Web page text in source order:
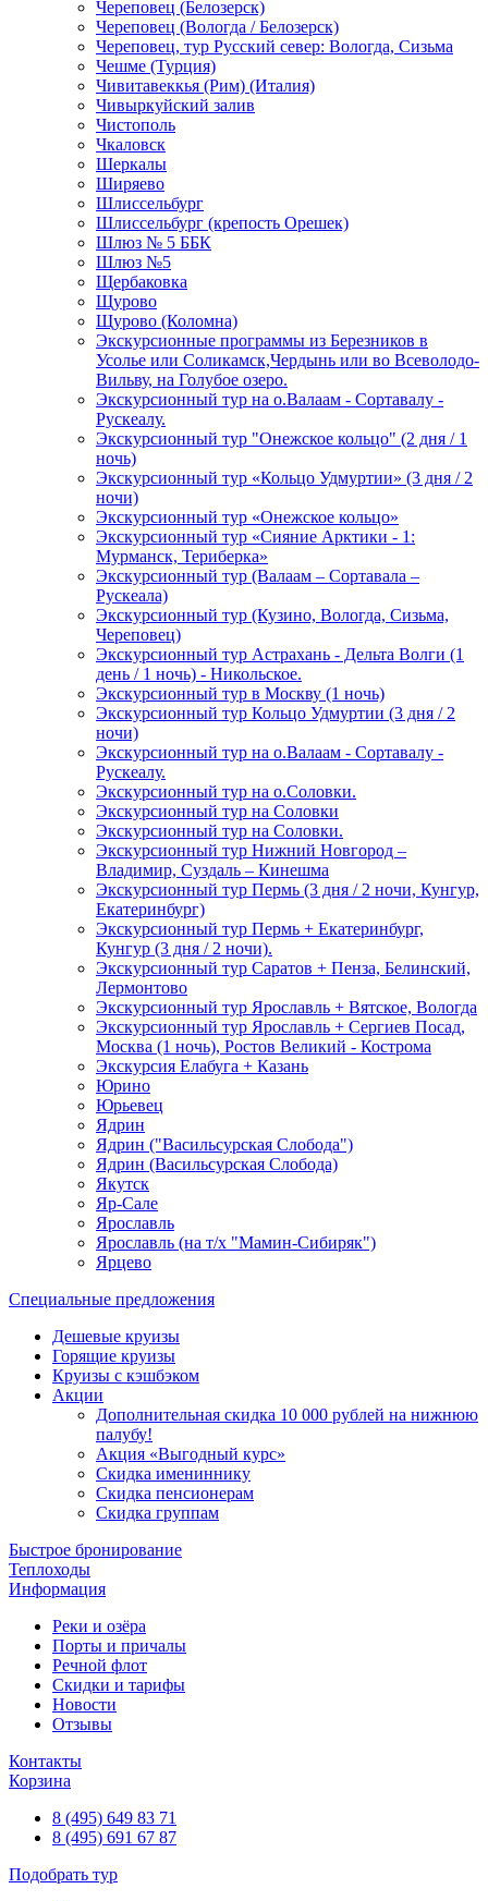
Череповец (Белозерск)
Череповец (Вологда / Белозерск)
Череповец, тур Русский север: Вологда, Сизьма
Чешме (Турция)
Чивитавеккья (Рим) (Италия)
Чивыркуйский залив
Чистополь
Чкаловск
Шеркалы
Ширяево
Шлиссельбург
Шлиссельбург (крепость Орешек)
Шлюз № 5 ББК
Шлюз №5
Щербаковка
Щурово
Щурово (Коломна)
Экскурсионные программы из Березников в
Усолье или Соликамск,Чердынь или во Всеволодо-
Вильву, на Голубое озеро.
Экскурсионный тур на о.Валаам - Сортавалу -
Рускеалу.
Экскурсионный тур "Онежское кольцо" (2 дня / 1
ночь)
Экскурсионный тур «Кольцо Удмуртии» (3 дня / 2
ночи)
Экскурсионный тур «Онежское кольцо»
Экскурсионный тур «Сияние Арктики - 1:
Мурманск, Териберка»
Экскурсионный тур (Валаам – Сортавала –
Рускеала)
Экскурсионный тур (Кузино, Вологда, Сизьма,
Череповец)
Экскурсионный тур Астрахань - Дельта Волги (1
день / 1 ночь) - Никольское.
Экскурсионный тур в Москву (1 ночь)
Экскурсионный тур Кольцо Удмуртии (3 дня / 2
ночи)
Экскурсионный тур на о.Валаам - Сортавалу -
Рускеалу.
Экскурсионный тур на о.Соловки.
Экскурсионный тур на Соловки
Экскурсионный тур на Соловки.
Экскурсионный тур Нижний Новгород –
Владимир, Суздаль – Кинешма
Экскурсионный тур Пермь (3 дня / 2 ночи, Кунгур,
Екатеринбург)
Экскурсионный тур Пермь + Екатеринбург,
Кунгур (3 дня / 2 ночи).
Экскурсионный тур Саратов + Пенза, Белинский,
Лермонтово
Экскурсионный тур Ярославль + Вятское, Вологда
Экскурсионный тур Ярославль + Сергиев Посад,
Москва (1 ночь), Ростов Великий - Кострома
Экскурсия Елабуга + Казань
Юрино
Юрьевец
Ядрин
Ядрин ("Васильсурская Слобода")
Ядрин (Васильсурская Слобода)
Якутск
Яр-Сале
Ярославль
Ярославль (на т/х "Мамин-Сибиряк")
Ярцево
Специальные предложения
Дешевые круизы
Горящие круизы
Круизы с кэшбэком
Акции
Дополнительная скидка 10 000 рублей на нижнюю
палубу!
Акция «Выгодный курс»
Скидка имениннику
Скидка пенсионерам
Скидка группам
Быстрое бронирование
Теплоходы
Информация
Реки и озёра
Порты и причалы
Речной флот
Скидки и тарифы
Новости
Отзывы
Контакты
Корзина
8 (495) 649 83 71
8 (495) 691 67 87
Подобрать тур